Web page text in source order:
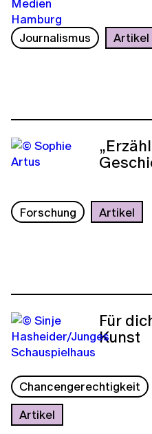
Journalismus Artikel
Forschung Artikel
Für
Kunst
Chancengerechtigkeit
Artikel